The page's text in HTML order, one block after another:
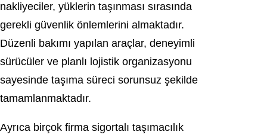
nakliyeciler, yüklerin taşınması sırasında
gerekli güvenlik önlemlerini almaktadır.
Düzenli bakımı yapılan araçlar, deneyimli
sürücüler ve planlı lojistik organizasyonu
sayesinde taşıma süreci sorunsuz şekilde
tamamlanmaktadır.
Ayrıca birçok firma sigortalı taşımacılık